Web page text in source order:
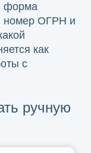
форма
номер ОГРН и
как
с
ручную